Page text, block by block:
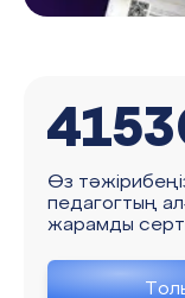
Өз
педагогтың
жарамды